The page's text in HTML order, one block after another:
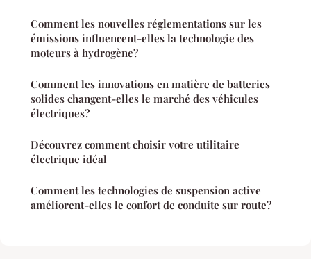
Comment les nouvelles réglementations sur les
émissions influencent-elles la technologie des
moteurs à hydrogène?
Comment les innovations en matière de batteries
solides changent-elles le marché des véhicules
électriques?
Découvrez comment choisir votre utilitaire
électrique idéal
Comment les technologies de suspension active
améliorent-elles le confort de conduite sur route?